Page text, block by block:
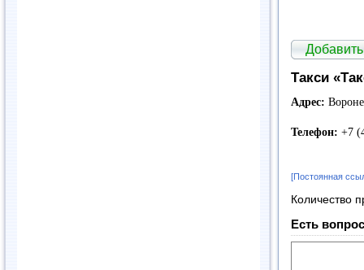
Добавить
Такси
Адрес:
Телефон: +7
[Постоянная
Количество
Есть